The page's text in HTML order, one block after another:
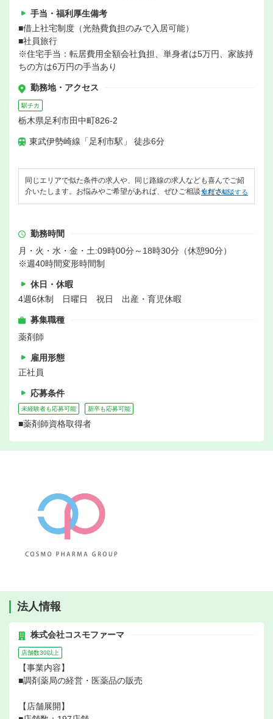
手当・福利厚生備考
■借上社宅制度（光熱費負担のみで入居可能）
■社員旅行
※住宅手当：転居費用全額会社負担、単身者は5万円、家族持
ちの方は6万円の手当あり
勤務地・アクセス
駅チカ
栃木県足利市田中町826-2
東武伊勢崎線「足利市駅」 徒歩6分
同じエリアで似た条件の求人や、同じ路線の求人なども喜んでご紹
介いたします。お悩みやご希望があれば、ぜひご相談ください。
無料で相談する
勤務時間
月・火・水・金・土:09時00分～18時30分（休憩90分）
※週40時間変形時間制
休日・休暇
4週6休制 日曜日 祝日 出産・育児休暇
募集職種
薬剤師
雇用形態
正社員
応募条件
未経験者も応募可能 新卒も応募可能
■薬剤師資格取得者
法人情報
株式会社コスモファーマ
店舗数30以上
【事業内容】
■調剤薬局の経営・医薬品の販売
【店舗展開】